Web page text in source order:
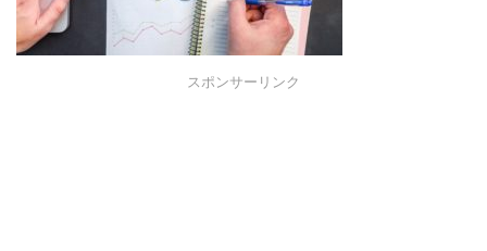
スポンサーリンク